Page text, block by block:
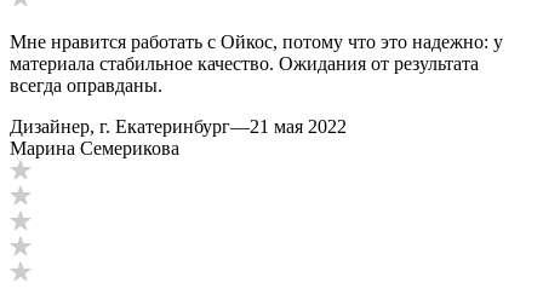
Мне нравится работать с Ойкос, потому что это надежно: у
материала стабильное качество. Ожидания от результата
всегда оправданы.
Дизайнер, г. Екатеринбург—21 мая 2022
Марина Семерикова